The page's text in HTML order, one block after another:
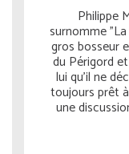
Philippe
surnomme
gros bosseur
du Périgord
lui qu'il ne
toujours prêt
une